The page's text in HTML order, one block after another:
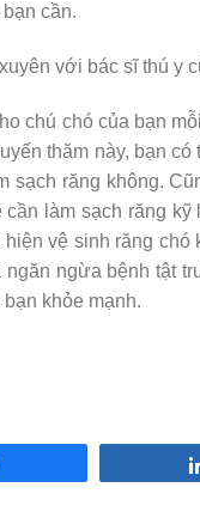
cần.
với bác sĩ thú y
chú chó của bạn
thăm này, bạn
sạch răng không.
cần làm sạch răng
vệ sinh răng
ngừa bệnh tật
khỏe mạnh.